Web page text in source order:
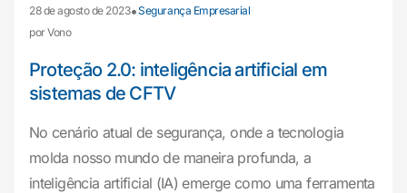
28 de agosto de 2023•Segurança Empresarial
por Vono
Proteção 2.0: inteligência artificial em
sistemas de CFTV
No cenário atual de segurança, onde a tecnologia
molda nosso mundo de maneira profunda, a
inteligência artificial (IA) emerge como uma ferramenta